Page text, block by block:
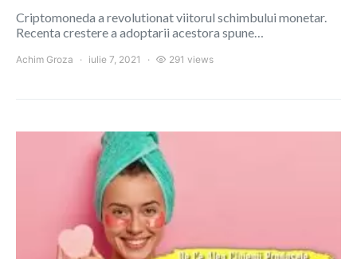
Criptomoneda a revolutionat viitorul schimbului monetar.
Recenta crestere a adoptarii acestora spune…
Achim Groza iulie 7, 2021 291 views